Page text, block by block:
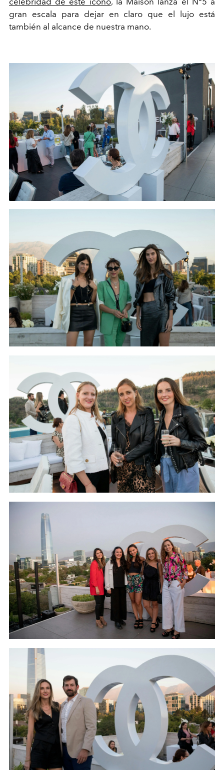
gran escala para dejar en claro que el lujo está
también al alcance de nuestra mano.